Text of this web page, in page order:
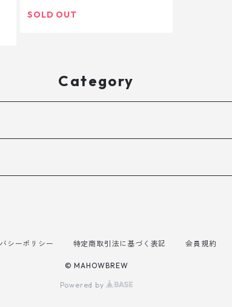
SOLD OUT
Category
シーポリシー 特定商取引法に基づく表記 会員規約
© MAHOWBREW
Powered by